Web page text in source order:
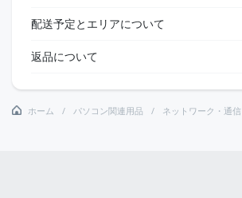
配送予定とエリアについて
返品について
ホーム パソコン関連用品 ネットワーク・通信